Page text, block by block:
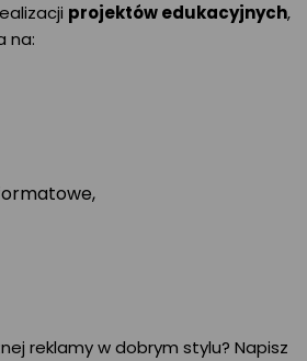
projektów edukacyjnych,
na:
reklamy w dobrym stylu? Napisz